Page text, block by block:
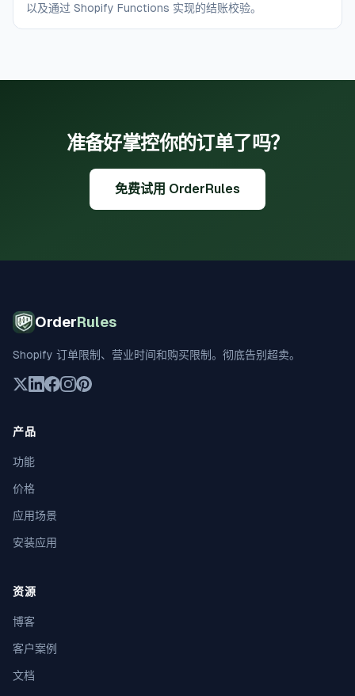
以及通过 Shopify Functions 实现的结账校验。
准备好掌控你的订单了吗？
免费试用 OrderRules
OrderRules
Shopify 订单限制、营业时间和购买限制。彻底告别超卖。
产品
功能
价格
应用场景
安装应用
资源
博客
客户案例
文档